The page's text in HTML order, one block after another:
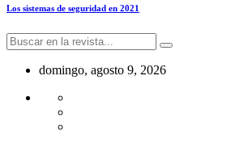
Los sistemas de seguridad en 2021
domingo, agosto 9, 2026